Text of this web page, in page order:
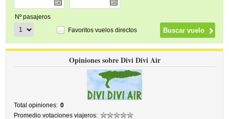
Nº pasajeros
Favoritos vuelos directos
Opiniones sobre Divi Divi Air
Total opiniones: 0
Promedio votaciones viajeros: